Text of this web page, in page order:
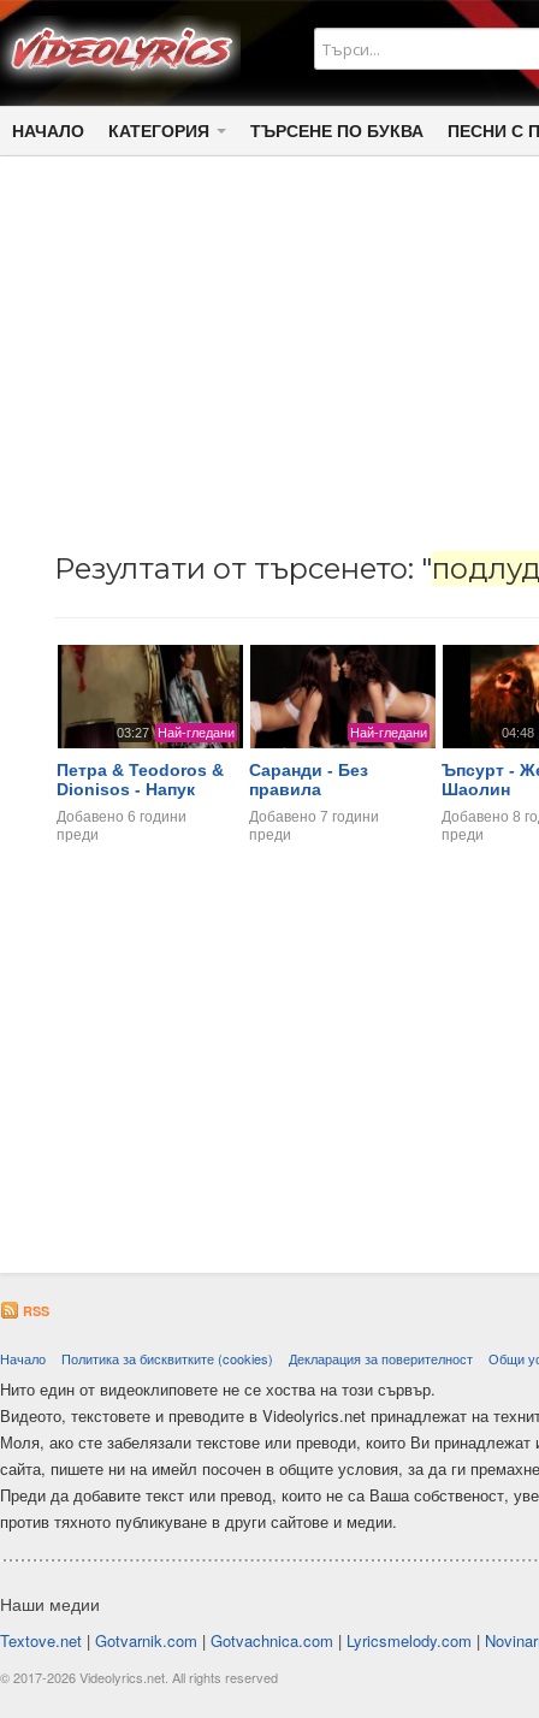
НАЧАЛО КАТЕГОРИЯ ТЪРСЕНЕ ПО БУКВА ПЕСНИ С
Резултати от търсенето: "
03:27 Най-гледани
Петра & Teodoros &
Dionisos - Напук
Добавено 6 години
преди
Най-гледани
Саранди - Без
правила
Добавено 7 години
преди
04:48
Ъпсурт -
Шаолин
Добавено 8
преди
RSS
Начало Политика за бисквитките (cookies) Декларация за поверителност Общи
Нито един от видеоклиповете не се хоства на този сървър.
Видеото, текстовете и преводите в Videolyrics.net принадлежат на
Моля, ако сте забелязали текстове или преводи, които Ви
сайта, пишете ни на имейл посочен в общите условия, за да ги
Преди да добавите текст или превод, които не са Ваша собственост,
против тяхното публикуване в други сайтове и медии.
Наши медии
Textove.net | Gotvarnik.com | Gotvachnica.com | Lyricsmelody.com |
© 2017-2026 Videolyrics.net. All rights reserved